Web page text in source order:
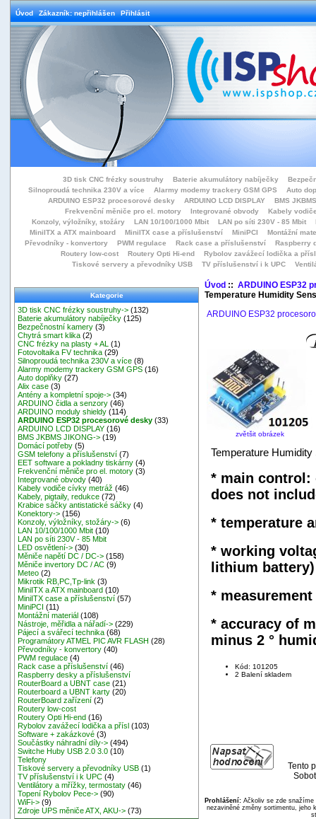
Úvod Zákazník: nepřihlášen Přihlásit
3D tisk CNC frézky soustruhy Baterie akumulátory nabíječky
Silnoproudá technika 230V a více
Alarmy modemy trackery GSM GPS
Auto
ARDUINO ESP32 procesorové desky
ARDUINO LCD DISPLAY
BMS
Frekvenční měniče pro el. motory
Integrované obvody
Kabely
Konzoly, výložníky, stožáry
LAN 10/100/1000 Mbit LAN po síti 230V - 85 Mbit
MiniITX a ATX mainboard
MiniITX case a příslušenství MiniPCI
Montážní
Převodníky - konvertory
PWM regulace Rack case a příslušenství
Raspberry
Routery low-cost
Routery Opti Hi-end
Rybolov zavážecí lodička a přísl
Tiskové servery a převodníky USB
TV příslušenství i k UPC
Kategorie
3D tisk CNC frézky soustruhy-> (132)
Baterie akumulátory nabíječky (125)
Bezpečnostní kamery (3)
Chytrá smart klika (2)
CNC frézky na plasty + AL
(1)
Fotovoltaika FV technika (29)
Silnoproudá technika 230V a více (8)
Alarmy modemy trackery GSM GPS (16)
Auto doplňky (27)
Alix case (3)
Antény a kompletní spoje-> (34)
ARDUINO čidla a senzory (46)
ARDUINO moduly shieldy (114)
ARDUINO ESP32 procesorové desky (33)
ARDUINO LCD DISPLAY (16)
BMS JKBMS JIKONG-> (19)
Domácí potřeby (5)
GSM telefony a příslušenství (7)
EET software a pokladny tiskárny (4)
Frekvenční měniče pro el. motory (3)
Integrované obvody (40)
Kabely vodiče cívky metráž (46)
Kabely, pigtaily, redukce (72)
Krabice sáčky antistatické sáčky (4)
Konektory-> (156)
Konzoly, výložníky, stožáry-> (6)
LAN 10/100/1000 Mbit (10)
LAN po síti 230V - 85 Mbit
LED osvětlení-> (30)
Měniče napětí DC / DC-> (158)
Měniče invertory DC / AC (9)
Meteo (2)
Mikrotik RB,PC,Tp-link (3)
MiniITX a ATX mainboard (10)
MiniITX case a příslušenství (57)
MiniPCI (11)
Montážní materiál (108)
Nástroje, měřidla a nářadí-> (229)
Pájecí a svářecí technika (68)
Programátory ATMEL PIC AVR FLASH (28)
Převodníky - konvertory (40)
PWM regulace (4)
Rack case a příslušenství (46)
Raspberry desky a příslušenství
RouterBoard a UBNT case (21)
Routerboard a UBNT karty (20)
RouterBoard zařízení (2)
Routery low-cost
Routery Opti Hi-end (16)
Rybolov zavážecí lodička a přísl (103)
Software + zakázkové (3)
Součástky náhradní díly-> (494)
Switche Huby USB 2.0 3.0 (10)
Telefony
Tiskové servery a převodníky USB (1)
TV příslušenství i k UPC (4)
Ventilátory a mřížky, termostaty (46)
Topení Rybolov Pece-> (90)
WiFi-> (9)
Zdroje UPS měniče ATX, AKU-> (73)
Úvod:: ARDUINO ESP32
Temperature Humidity
ARDUINO ESP32
zvětšit obrázek
Temperature
* main control:
does not
* temperature
* working
lithium battery)
* measurement
* accuracy of
minus 2 °
Kód: 101205
2 Balení skladem
Tento
Prohlášení:Ačkoliv se zde snažíme
nezaviněné změny sortimentu, jeho